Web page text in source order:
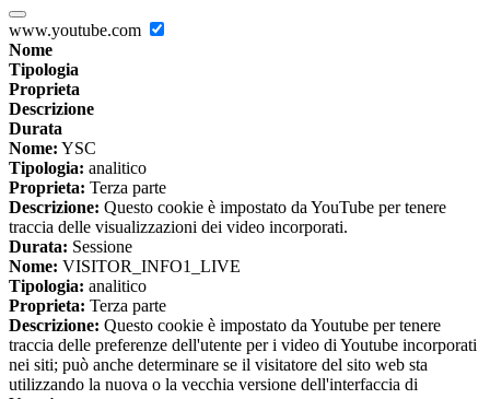
www.youtube.com
Nome
Tipologia
Proprieta
Descrizione
Durata
Nome: YSC
Tipologia: analitico
Proprieta: Terza parte
Descrizione: Questo cookie è impostato da YouTube per tenere
traccia delle visualizzazioni dei video incorporati.
Durata: Sessione
Nome: VISITOR_INFO1_LIVE
Tipologia: analitico
Proprieta: Terza parte
Descrizione: Questo cookie è impostato da Youtube per tenere
traccia delle preferenze dell'utente per i video di Youtube incorporati
nei siti; può anche determinare se il visitatore del sito web sta
utilizzando la nuova o la vecchia versione dell'interfaccia di